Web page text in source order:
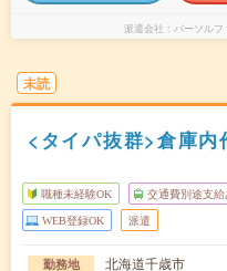
派遣会社 パーソルフ
未読
<タイパ抜群>倉庫内
職種未経験OK 交通費別途支給
WEB登録OK 派遣
勤務地
北海道千歳市